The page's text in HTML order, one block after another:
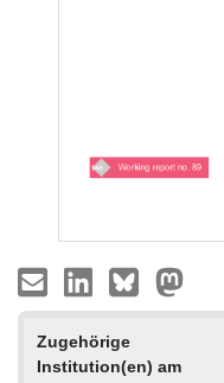
Zugehörige
Institution(en) am